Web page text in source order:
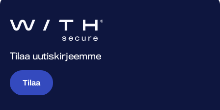
Tilaa uutiskirjeemme
Tilaa